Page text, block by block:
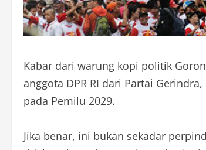
Kabar dari warung kopi politik
anggota DPR RI dari Partai
pada Pemilu 2029.
Jika benar, ini bukan sekadar